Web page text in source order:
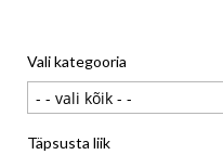
Vali kategooria
Täpsusta liik